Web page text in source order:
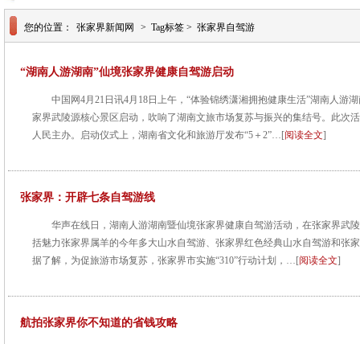
您的位置： 张家界新闻网 > Tag标签 > 张家界自驾游
“湖南人游湖南”仙境张家界健康自驾游启动
中国网4月21日讯4月18日上午，“体验锦绣潇湘拥抱健康生活”湖南人游
家界武陵源核心景区启动，吹响了湖南文旅市场复苏与振兴的集结号。此次
人民主办。启动仪式上，湖南省文化和旅游厅发布“5＋2”…[阅读全文]
张家界：开辟七条自驾游线
华声在线日，湖南人游湖南暨仙境张家界健康自驾游活动，在张家界武
括魅力张家界属羊的今年多大山水自驾游、张家界红色经典山水自驾游和张
据了解，为促旅游市场复苏，张家界市实施“310”行动计划，…[阅读全文]
航拍张家界你不知道的省钱攻略